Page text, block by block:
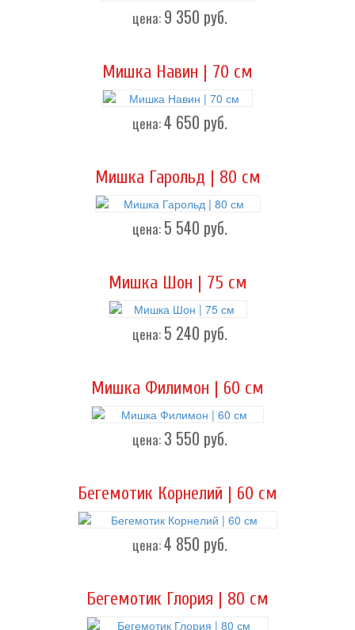
цена: 9 350 руб.
Мишка Навин | 70 см
цена:4 650 руб.
Мишка Гарольд | 80 см
цена: 5 540 руб.
Мишка Шон | 75 см
цена: 5 240 руб.
Мишка Филимон | 60 см
цена: 3 550 руб.
Бегемотик Корнелий | 60 см
цена:4 850 руб.
Бегемотик Глория | 80 см